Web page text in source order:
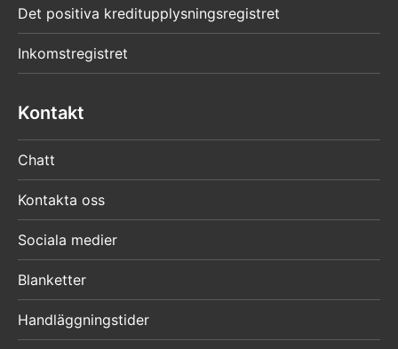
Det positiva kreditupplysningsregistret
Inkomstregistret
Kontakt
Chatt
Kontakta oss
Sociala medier
Blanketter
Handläggningstider